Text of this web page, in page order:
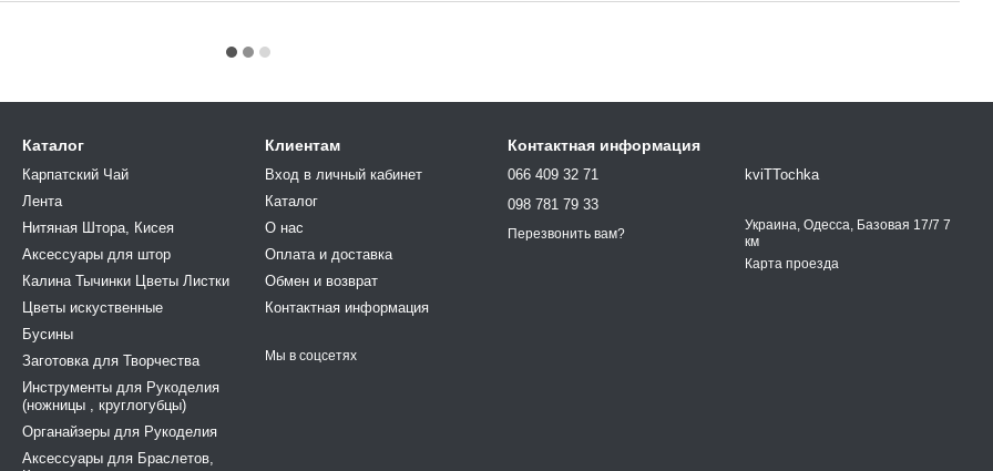
Каталог
Карпатский Чай
Лента
Нитяная Штора, Кисея
Аксессуары для штор
Калина Тычинки Цветы Листки
Цветы искуственные
Бусины
Заготовка для Творчества
Инструменты для Рукоделия
(ножницы , круглогубцы)
Органайзеры для Рукоделия
Аксессуары для Браслетов,
Клиентам
Вход в личный кабинет
Каталог
О нас
Оплата и доставка
Обмен и возврат
Контактная информация
Мы в соцсетях
Контактная информация
066 409 32 71
098 781 79 33
Перезвонить вам?
kviTTochka
Украина, Одесса, Базовая 17/7 7
км
Карта проезда